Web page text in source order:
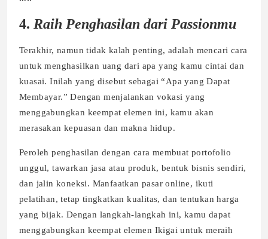
4. Raih Penghasilan dari Passionmu
Terakhir, namun tidak kalah penting, adalah mencari cara
untuk menghasilkan uang dari apa yang kamu cintai dan
kuasai. Inilah yang disebut sebagai “Apa yang Dapat
Membayar.” Dengan menjalankan vokasi yang
menggabungkan keempat elemen ini, kamu akan
merasakan kepuasan dan makna hidup.
Peroleh penghasilan dengan cara membuat portofolio
unggul, tawarkan jasa atau produk, bentuk bisnis sendiri,
dan jalin koneksi. Manfaatkan pasar online, ikuti
pelatihan, tetap tingkatkan kualitas, dan tentukan harga
yang bijak. Dengan langkah-langkah ini, kamu dapat
menggabungkan keempat elemen Ikigai untuk meraih